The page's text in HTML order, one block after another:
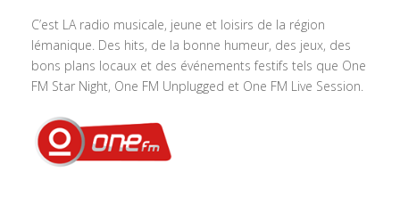
C’est LA radio musicale, jeune et loisirs de la région
lémanique. Des hits, de la bonne humeur, des jeux, des
bons plans locaux et des événements festifs tels que One
FM Star Night, One FM Unplugged et One FM Live Session.